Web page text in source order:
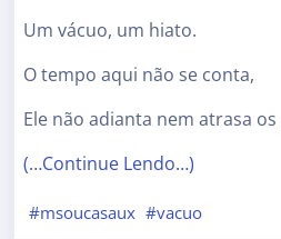
Um vácuo, um hiato.
O tempo aqui não se conta,
Ele não adianta nem atrasa
(…Continue Lendo…)
#msoucasaux #vacuo